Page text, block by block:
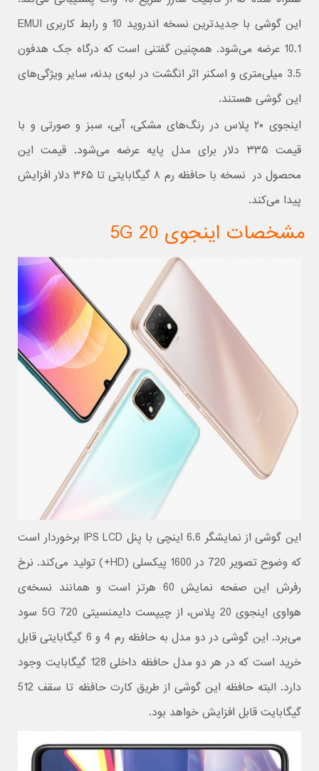
این گوشی با جدیدترین نسخه اندروید 10 و رابط کاربری EMUI
10.1 عرضه می‌شود. همچنین گفتنی است که درگاه جک هدفون
3.5 میلی‌متری و اسکنر اثر انگشت در لبه‌ی بدنه، سایر ویژگی‌های
این گوشی هستند.
اینجوی ۲۰ پلاس در رنگ‌های مشکی، آبی، سبز و صورتی و با
قیمت ۳۳۵ دلار برای مدل پایه عرضه می‌شود. قیمت این
محصول در نسخه با حافظه رم ۸ گیگابایتی تا ۳۶۵ دلار افزایش
پیدا می‌کند.
مشخصات اینجوی 20 5G
این گوشی از نمایشگر 6.6 اینچی با پنل IPS LCD برخوردار است
که وضوح تصویر 720 در 1600 پیکسلی (HD+) تولید می‌کند. نرخ
رفرش این صفحه نمایش 60 هرتز است و همانند نسخه‌ی
هواوی اینجوی 20 پلاس، از چیپست دایمنسیتی 720 5G سود
می‌برد. این گوشی در دو مدل به حافظه رم 4 و 6 گیگابایتی قابل
خرید است که در هر دو مدل حافظه داخلی 128 گیگابایت وجود
دارد. البته حافظه این گوشی از طریق کارت حافظه تا سقف 512
گیگابایت قابل افزایش خواهد بود.